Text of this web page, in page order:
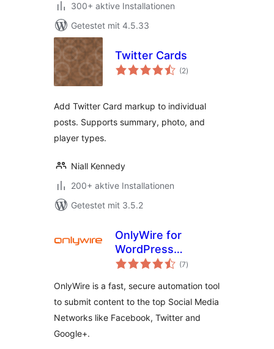
300+ aktive Installationen
Getestet mit 4.5.33
Twitter Cards
(2Bewertungen
insgesamt
)
Add Twitter Card markup to individual
posts. Supports summary, photo, and
player types.
Niall Kennedy
200+ aktive Installationen
Getestet mit 3.5.2
OnlyWire for
WordPress
[OFFICIAL]
(7Bewertungen
insgesamt
)
OnlyWire is a fast, secure automation tool
to submit content to the top Social Media
Networks like Facebook, Twitter and
Google+.